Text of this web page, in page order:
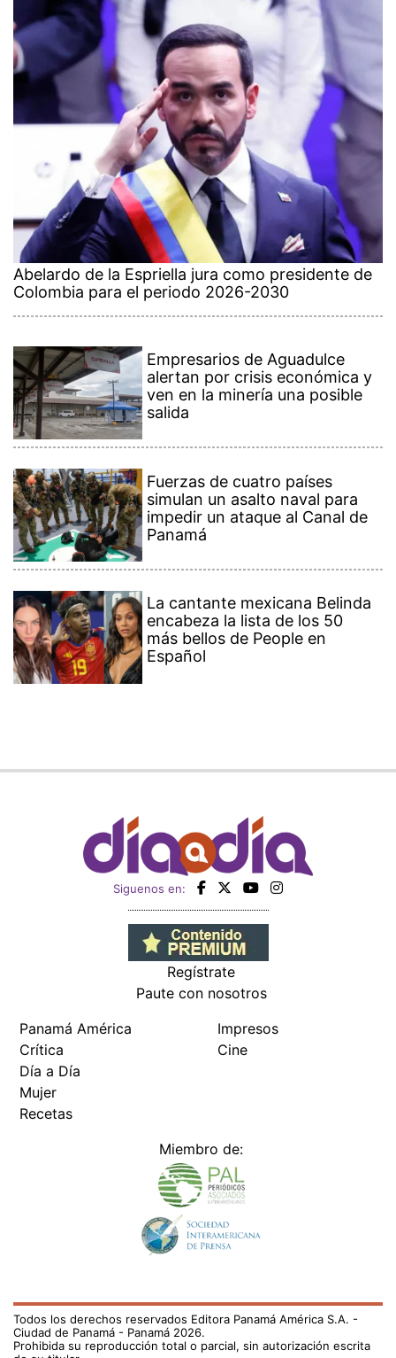
Abelardo de la Espriella jura como presidente de
Colombia para el periodo 2026-2030
Empresarios de Aguadulce
alertan por crisis económica y
ven en la minería una posible
salida
Fuerzas de cuatro países
simulan un asalto naval para
impedir un ataque al Canal de
Panamá
La cantante mexicana Belinda
encabeza la lista de los 50
más bellos de People en
Español
Siguenos en:
Regístrate
Paute con nosotros
Panamá América
Crítica
Día a Día
Mujer
Recetas
Impresos
Cine
Miembro de:
Todos los derechos reservados Editora Panamá América S.A. -
Ciudad de Panamá - Panamá 2026.
Prohibida su reproducción total o parcial, sin autorización escrita